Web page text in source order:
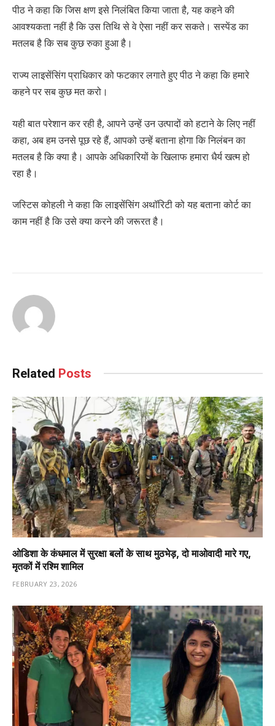
पीठ ने कहा कि जिस क्षण इसे निलंबित किया जाता है, यह कहने की
आवश्यकता नहीं है कि उस तिथि से वे ऐसा नहीं कर सकते। सस्पेंड का
मतलब है कि सब कुछ रुका हुआ है।
राज्य लाइसेंसिंग प्राधिकार को फटकार लगाते हुए पीठ ने कहा कि हमारे
कहने पर सब कुछ मत करो।
यही बात परेशान कर रही है, आपने उन्हें उन उत्पादों को हटाने के लिए नहीं
कहा, अब हम उनसे पूछ रहे हैं, आपको उन्हें बताना होगा कि निलंबन का
मतलब है कि क्या है। आपके अधिकारियों के खिलाफ हमारा धैर्य खत्म हो
रहा है।
जस्टिस कोहली ने कहा कि लाइसेंसिंग अथॉरिटी को यह बताना कोर्ट का
काम नहीं है कि उसे क्या करने की जरूरत है।
Related Posts
ओडिशा के कंधमाल में सुरक्षा बलों के साथ मुठभेड़, दो माओवादी मारे गए,
मृतकों में रश्मि शामिल
FEBRUARY 23, 2026